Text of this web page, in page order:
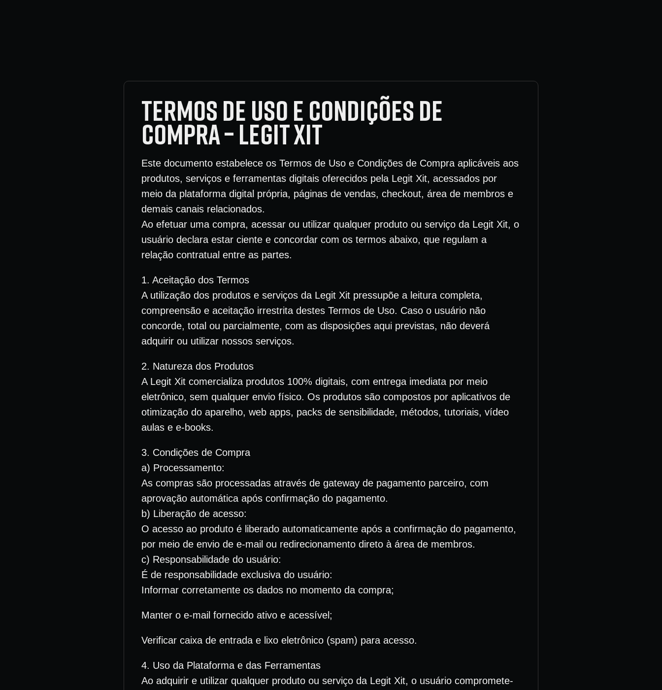
TERMOS DE USO E CONDIÇÕES DE
COMPRA – LEGIT XIT
Este documento estabelece os Termos de Uso e Condições de Compra aplicáveis aos
produtos, serviços e ferramentas digitais oferecidos pela Legit Xit, acessados por
meio da plataforma digital própria, páginas de vendas, checkout, área de membros e
demais canais relacionados.
Ao efetuar uma compra, acessar ou utilizar qualquer produto ou serviço da Legit Xit, o
usuário declara estar ciente e concordar com os termos abaixo, que regulam a
relação contratual entre as partes.
1. Aceitação dos Termos
A utilização dos produtos e serviços da Legit Xit pressupõe a leitura completa,
compreensão e aceitação irrestrita destes Termos de Uso. Caso o usuário não
concorde, total ou parcialmente, com as disposições aqui previstas, não deverá
adquirir ou utilizar nossos serviços.
2. Natureza dos Produtos
A Legit Xit comercializa produtos 100% digitais, com entrega imediata por meio
eletrônico, sem qualquer envio físico. Os produtos são compostos por aplicativos de
otimização do aparelho, web apps, packs de sensibilidade, métodos, tutoriais, vídeo
aulas e e-books.
3. Condições de Compra
a) Processamento:
As compras são processadas através de gateway de pagamento parceiro, com
aprovação automática após confirmação do pagamento.
b) Liberação de acesso:
O acesso ao produto é liberado automaticamente após a confirmação do pagamento,
por meio de envio de e-mail ou redirecionamento direto à área de membros.
c) Responsabilidade do usuário:
É de responsabilidade exclusiva do usuário:
Informar corretamente os dados no momento da compra;
Manter o e-mail fornecido ativo e acessível;
Verificar caixa de entrada e lixo eletrônico (spam) para acesso.
4. Uso da Plataforma e das Ferramentas
Ao adquirir e utilizar qualquer produto ou serviço da Legit Xit, o usuário compromete-